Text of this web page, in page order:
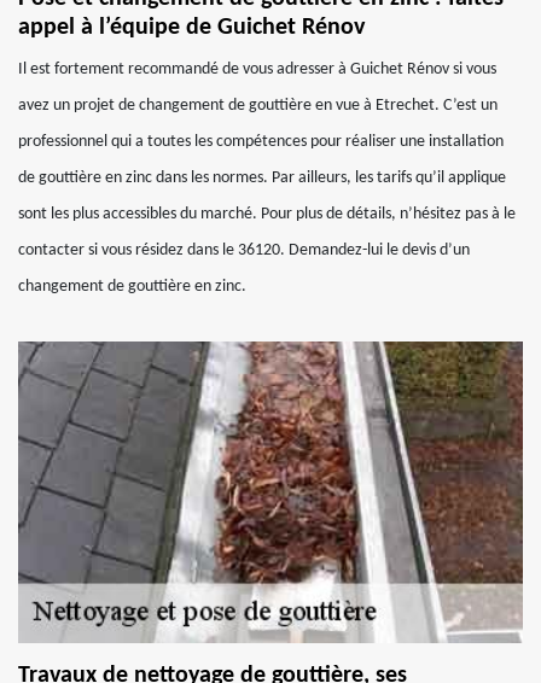
appel à l’équipe de Guichet Rénov
Il est fortement recommandé de vous adresser à Guichet Rénov si vous
avez un projet de changement de gouttière en vue à Etrechet. C’est un
professionnel qui a toutes les compétences pour réaliser une installation
de gouttière en zinc dans les normes. Par ailleurs, les tarifs qu’il applique
sont les plus accessibles du marché. Pour plus de détails, n’hésitez pas à le
contacter si vous résidez dans le 36120. Demandez-lui le devis d’un
changement de gouttière en zinc.
Travaux de nettoyage de gouttière, ses